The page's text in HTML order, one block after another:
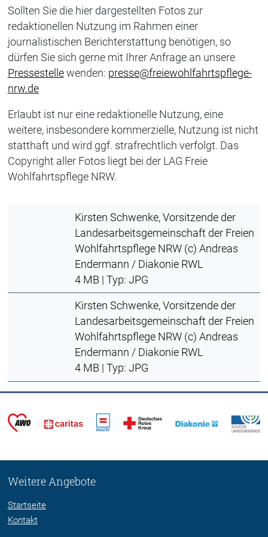
Sollten Sie die hier dargestellten Fotos zur
redaktionellen Nutzung im Rahmen einer
journalistischen Berichterstattung benötigen, so
dürfen Sie sich gerne mit Ihrer Anfrage an unsere
Pressestellewenden: presse@freiewohlfahrtspflege-
nrw.de
Erlaubt ist nur eine redaktionelle Nutzung, eine
weitere, insbesondere kommerzielle, Nutzung ist nicht
statthaft und wird ggf. strafrechtlich verfolgt. Das
Copyright aller Fotos liegt bei der LAG Freie
Wohlfahrtspflege NRW.
Kirsten Schwenke, Vorsitzende der
Landesarbeitsgemeinschaft der Freien
Wohlfahrtspflege NRW (c) Andreas
Endermann / Diakonie RWL
4 MB | Typ: JPG
Kirsten Schwenke, Vorsitzende der
Landesarbeitsgemeinschaft der Freien
Wohlfahrtspflege NRW (c) Andreas
Endermann / Diakonie RWL
4 MB | Typ: JPG
Weitere Angebote
Startseite
Kontakt